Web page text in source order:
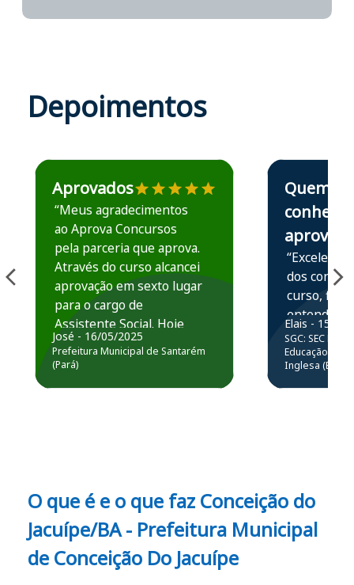
Depoimentos
Estudante José recomenda o Aprova Concursos em
Aprovados
“Meus agradecimentos
ao Aprova Concursos
pela parceria que aprova.
Através do curso alcancei
aprovação em sexto lugar
para o cargo de
Assistente Social. Hoje
estou atuando na
Prefeitura de Santarém.
José - 16/05/2025
Prefeitura Municipal de Santarém
(Pará)
Estudante Elais
Quem
conhece,
aprova
“Excelente
dos
curso,
entender e
prática
resolução
questões.”
Elais - 15/07/
SGC: SEC BA
Educação
Inglesa (Edital
O que é e o que faz Conceição do
Jacuípe/BA - Prefeitura Municipal
de Conceição Do Jacuípe